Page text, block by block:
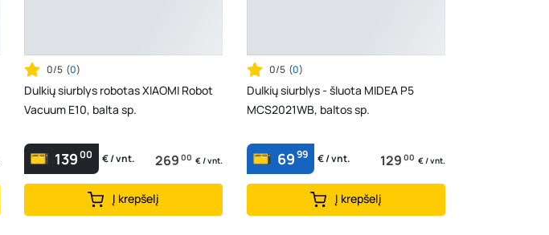
0/5 (0)
Dulkių siurblys robotas XIAOMI Robot
Vacuum E10, balta sp.
13900 € / vnt. 269 00 € / vnt.
Į krepšelį
0/5 (0)
Dulkių siurblys - šluota MIDEA P5
MCS2021WB, baltos sp.
6999 € / vnt. 129 00 € / vnt.
Į krepšelį